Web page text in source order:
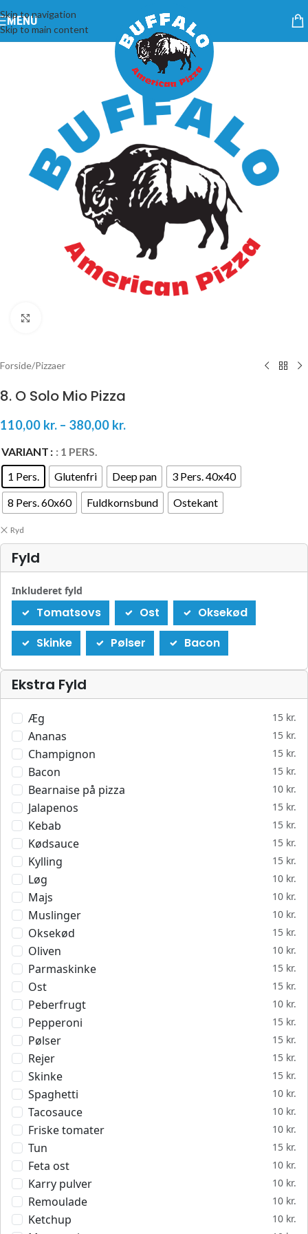
Skip to navigation
Skip to main content
MENU
Forside/Pizzaer
8. O Solo Mio Pizza
110,00 kr. – 380,00 kr.
VARIANT
: 1 PERS.
1 Pers.
Glutenfri Deep pan
3 Pers. 40x40
8 Pers. 60x60
Fuldkornsbund Ostekant
Ryd